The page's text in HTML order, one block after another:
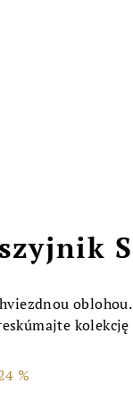
kolekcję
%